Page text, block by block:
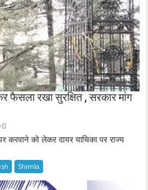
फैसला रखा सुरक्षित , सरकार मांग
0
करवाने को लेकर दायर याचिका पर राज्य
Shimla